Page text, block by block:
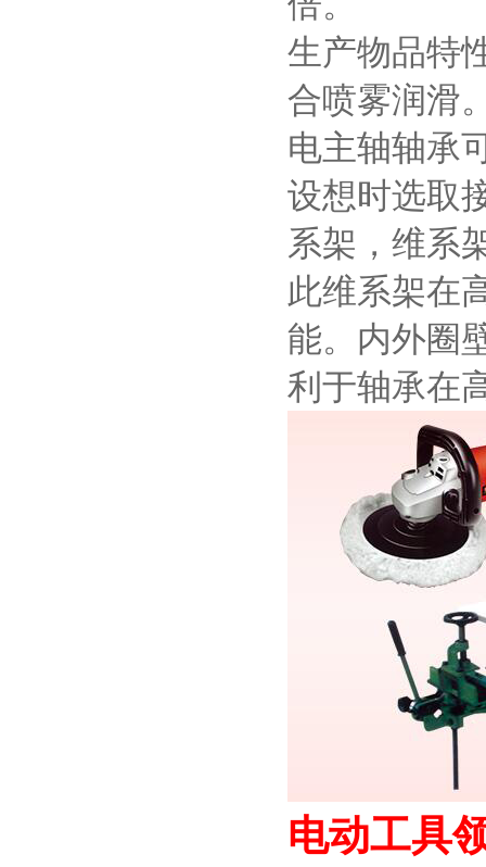
生产物品特
合喷雾润滑
电主轴轴承
设想时选取
系架，维系
此维系架在
能。内外圈
利于轴承在
电动工具